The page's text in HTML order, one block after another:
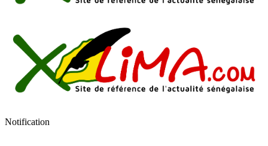
Notification